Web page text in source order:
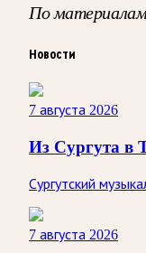
По
Новости
7 августа 2026
Из Сургута в
Сургутский
7 августа 2026